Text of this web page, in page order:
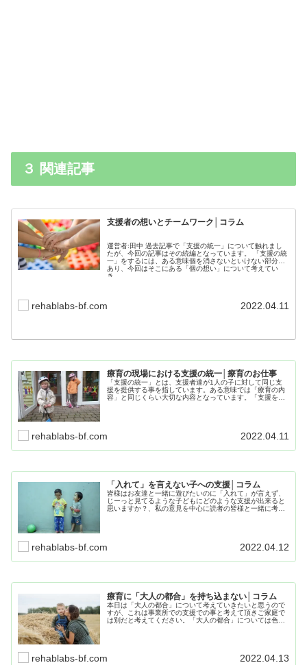
３ 関連記事
支援者の想いとチームワーク│コラム
運営者:田中 過去記事で「支援の統一」について触れまし
たが、今回の記事はその続編となっています。 「支援の統
一」をするには、ある意味個を消さないといけない部分も
あり、今回はそこにある「個の想い」について考えてい
き...
rehablabs-bf.com 2022.04.11
療育の現場における支援の統一│療育のお仕事
「支援の統一」とは、支援者達が1人の子に対して同じ支
援を提供する事を指しています。ある意味では「療育の内
容」と同じくらい大切な内容となっています。「支援を統
rehablabs-bf.com 2022.04.11
「入れて」を言えない子への支援│コラム
皆様はお友達と一緒に遊びたいのに「入れて」が言えず、
じーっと見てるような子どもにどのような支援が出来ると
思いますか？、私の意見を中心に読者の皆様と一緒に考え
rehablabs-bf.com 2022.04.12
療育に「大人の都合」を持ち込まない│コラム
本日は「大人の都合」について考えていきたいと思うので
すが、これは事業所での支援での事と考えて頂きご家庭で
は別だと考えてください。「大人の都合」については色々
rehablabs-bf.com 2022.04.13